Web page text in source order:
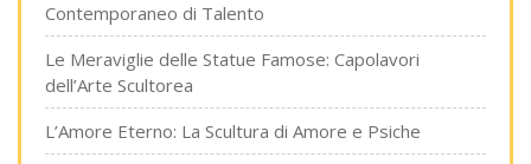
Contemporaneo di Talento
Le Meraviglie delle Statue Famose: Capolavori
dell’Arte Scultorea
L’Amore Eterno: La Scultura di Amore e Psiche